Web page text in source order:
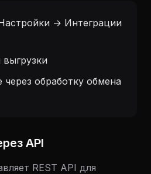
→ Интеграции
через обработку обмена
API
REST API для